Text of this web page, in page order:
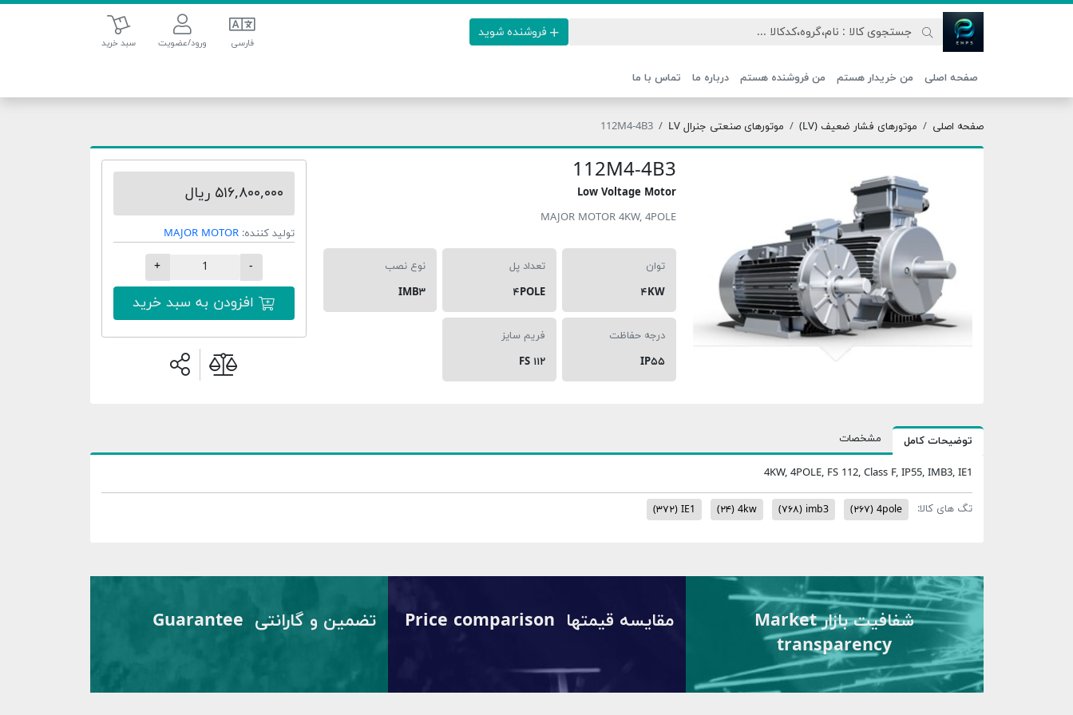
فروشنده شوید
فارسی ورود/عضویت
سبد خرید
سبد خرید
صفحه اصلی من خریدار هستم من فروشنده هستم درباره ما تماس با ما
صفحه اصلی موتورهای فشار ضعیف (LV) موتورهای صنعتی جنرال LV 112M4-4B3
112M4-4B3
Low Voltage Motor
MAJOR MOTOR 4KW, 4POLE
توان
۴KW
تعداد پل
۴POLE
نوع نصب
IMB۳
درجه حفاظت
IP۵۵
فریم سایز
FS ۱۱۲
۵۱۶,۸۰۰,۰۰۰ ریال
تولید کننده: MAJOR MOTOR
-
+
افزودن به سبد خرید
توضیحات کامل مشخصات
4KW, 4POLE, FS 112, Class F, IP55, IMB3, IE1
تگ های کالا: 4pole (۲۶۷) imb3 (۷۶۸) 4kw (۲۴) IE1 (۳۷۲)
شفافیت بازار Market
transparency
مقایسه قیمتها Price comparison